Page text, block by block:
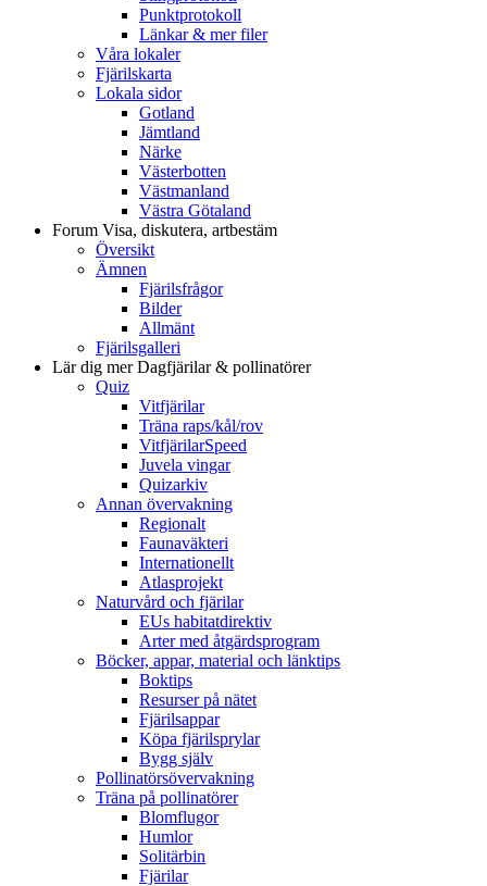
Punktprotokoll
Länkar & mer filer
Våra lokaler
Fjärilskarta
Lokala sidor
Gotland
Jämtland
Närke
Västerbotten
Västmanland
Västra Götaland
Forum Visa, diskutera, artbestäm
Översikt
Ämnen
Fjärilsfrågor
Bilder
Allmänt
Fjärilsgalleri
Lär dig merDagfjärilar & pollinatörer
Quiz
Vitfjärilar
Träna raps/kål/rov
VitfjärilarSpeed
Juvela vingar
Quizarkiv
Annan övervakning
Regionalt
Faunaväkteri
Internationellt
Atlasprojekt
Naturvård och fjärilar
EUs habitatdirektiv
Arter med åtgärdsprogram
Böcker, appar, material och länktips
Boktips
Resurser på nätet
Fjärilsappar
Köpa fjärilsprylar
Bygg själv
Pollinatörsövervakning
Träna på pollinatörer
Blomflugor
Humlor
Solitärbin
Fjärilar